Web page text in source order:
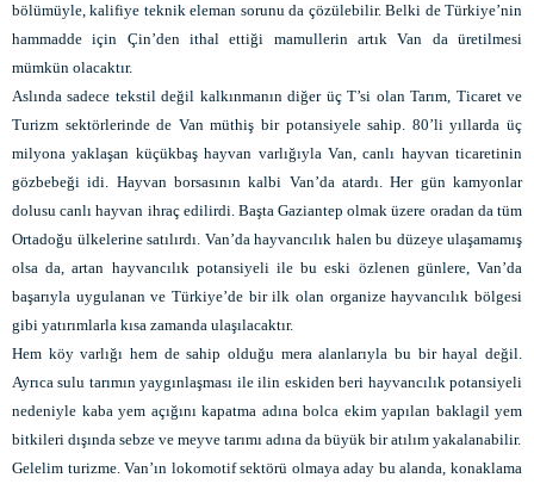
bölümüyle, kalifiye teknik eleman sorunu da çözülebilir. Belki de Türkiye’nin
hammadde için Çin’den ithal ettiği mamullerin artık Van da üretilmesi
mümkün olacaktır.
Aslında sadece tekstil değil kalkınmanın diğer üç T’si olan Tarım, Ticaret ve
Turizm sektörlerinde de Van müthiş bir potansiyele sahip. 80’li yıllarda üç
milyona yaklaşan küçükbaş hayvan varlığıyla Van, canlı hayvan ticaretinin
gözbebeği idi. Hayvan borsasının kalbi Van’da atardı. Her gün kamyonlar
dolusu canlı hayvan ihraç edilirdi. Başta Gaziantep olmak üzere oradan da tüm
Ortadoğu ülkelerine satılırdı. Van’da hayvancılık halen bu düzeye ulaşamamış
olsa da, artan hayvancılık potansiyeli ile bu eski özlenen günlere, Van’da
başarıyla uygulanan ve Türkiye’de bir ilk olan organize hayvancılık bölgesi
gibi yatırımlarla kısa zamanda ulaşılacaktır.
Hem köy varlığı hem de sahip olduğu mera alanlarıyla bu bir hayal değil.
Ayrıca sulu tarımın yaygınlaşması ile ilin eskiden beri hayvancılık potansiyeli
nedeniyle kaba yem açığını kapatma adına bolca ekim yapılan baklagil yem
bitkileri dışında sebze ve meyve tarımı adına da büyük bir atılım yakalanabilir.
Gelelim turizme. Van’ın lokomotif sektörü olmaya aday bu alanda, konaklama